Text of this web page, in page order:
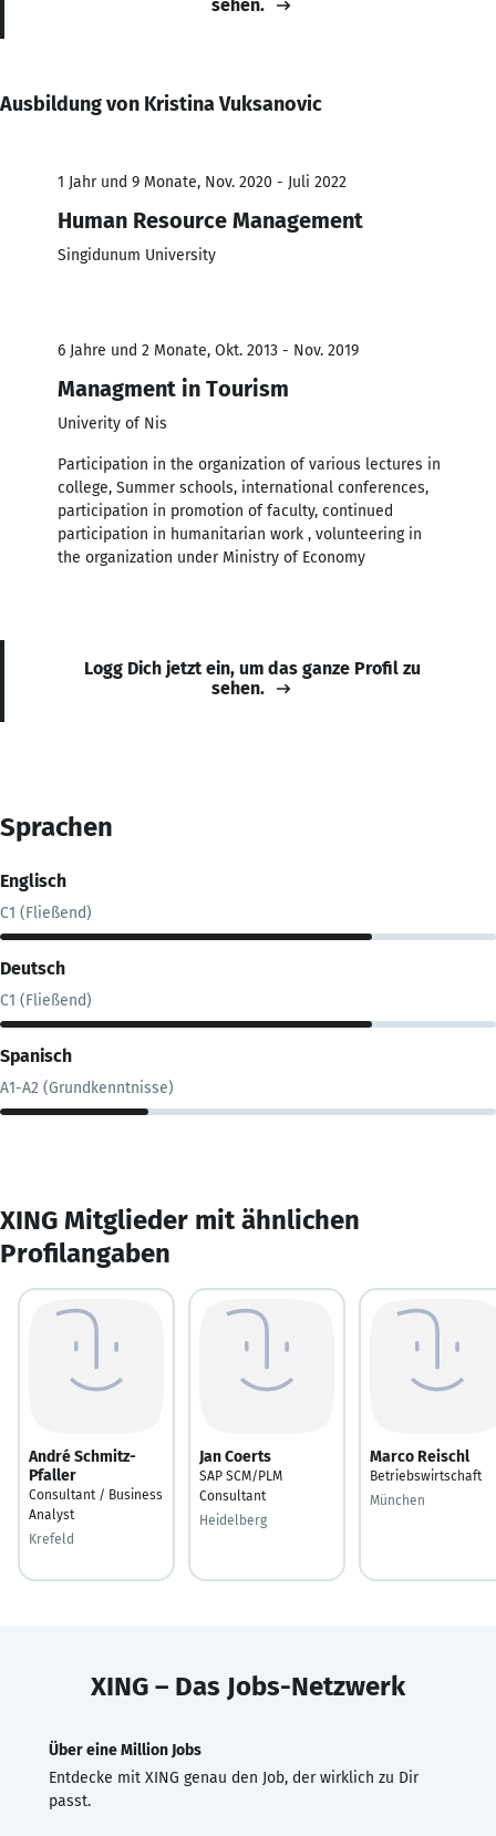
sehen.
Ausbildung von Kristina Vuksanovic
1 Jahr und 9 Monate, Nov. 2020 - Juli 2022
Human Resource Management
Singidunum University
6 Jahre und 2 Monate, Okt. 2013 - Nov. 2019
Managment in Tourism
Univerity of Nis
Participation in the organization of various lectures in
college, Summer schools, international conferences,
participation in promotion of faculty, continued
participation in humanitarian work , volunteering in
the organization under Ministry of Economy
Logg Dich jetzt ein, um das ganze Profil zu
sehen.
Sprachen
Englisch
C1 (Fließend)
Deutsch
C1 (Fließend)
Spanisch
A1-A2 (Grundkenntnisse)
XING Mitglieder mit ähnlichen
Profilangaben
André Schmitz-
Pfaller
Consultant / Business
Analyst
Krefeld
Jan Coerts
SAP SCM/PLM
Consultant
Heidelberg
Marco Reischl
Betriebswirtschaft
München
XING – Das Jobs-Netzwerk
Über eine Million Jobs
Entdecke mit XING genau den Job, der wirklich zu Dir
passt.